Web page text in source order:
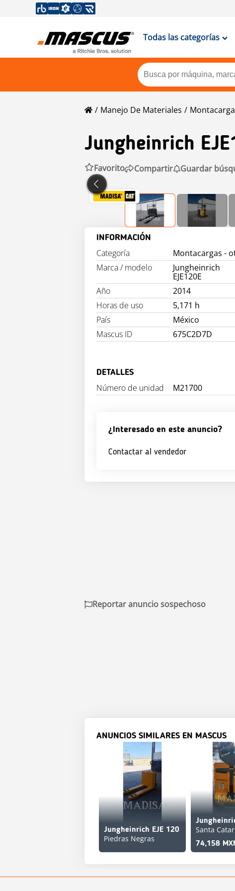
Todas las categorías
Manejo De Materiales
Jungheinrich
Favorito Compartir Guardar
INFORMACIÓN
Categoría
Montacargas -
Marca / modelo
Jungheinrich
EJE120E
Año
2014
Horas de uso
5,171 h
País
México
Mascus ID
675C2D7D
DETALLES
Número de unidad M21700
¿Interesado en este anuncio?
Contactar al vendedor
Reportar anuncio sospechoso
ANUNCIOS SIMILARES EN MASCUS
Jungheinrich EJE 120
Piedras Negras
Santa
74,158